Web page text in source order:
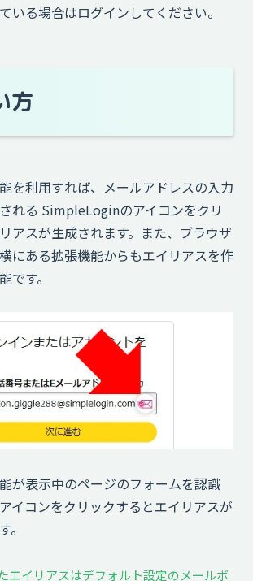
いる場合はログインしてください。
方
を利用すれば、メールアドレスの入力
れる SimpleLoginのアイコンをクリ
アスが生成されます。また、ブラウザ
にある拡張機能からもエイリアスを作
です。
が表示中のページのフォームを認識
イコンをクリックするとエイリアスが
。
エイリアスはデフォルト設定のメールボ